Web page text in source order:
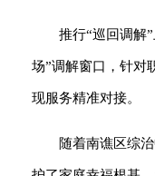
推行“巡回调解
场”调解窗口，针对
现服务精准对接。
随着南谯区综